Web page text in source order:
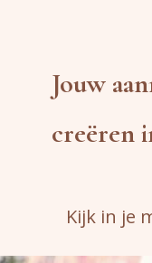
Jouw
creëren
Kijk in je